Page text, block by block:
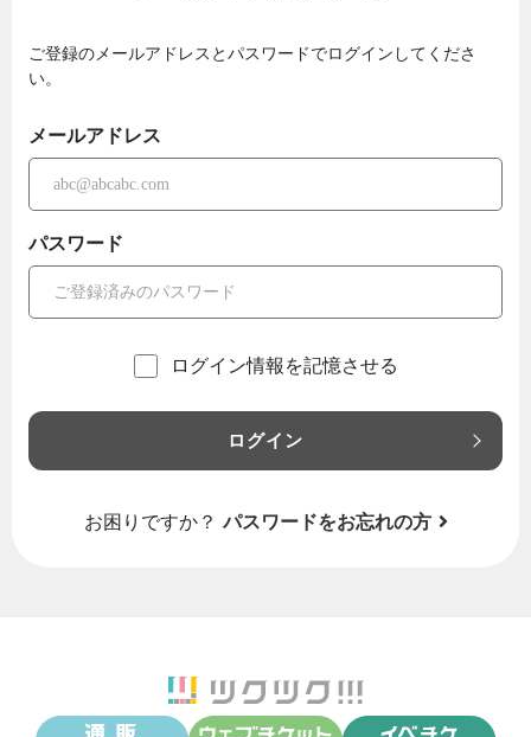
ご登録のメールアドレスとパスワードでログインしてくださ
い。
メールアドレス
パスワード
ログイン情報を記憶させる
ログイン
お困りですか？ パスワードをお忘れの方